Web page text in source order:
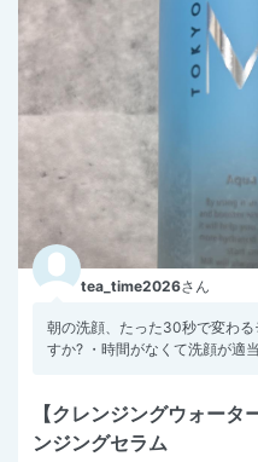
tea_time2026さん
朝の洗顔、たった30秒で変わ
すか? ・時間がなくて洗顔が適
【クレンジングウォー
ンジングセラム